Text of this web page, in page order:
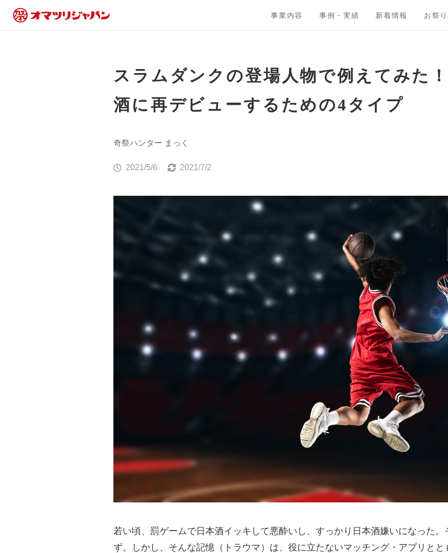
事業内容 事例・実績 新着情報 お祭
スラムダンクの登場人物で例えてみた
酒に再デビューするための4タイプ
奇祭ハンター まっく
2021/5/6 2021/7/2
若い頃、罰ゲームで日本酒イッキして悪酔いし、すっかり日本酒嫌いになった
ず。しかし、そんな記憶（トラウマ）は、役に立たないマッチング・アプリとと